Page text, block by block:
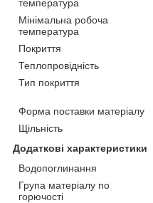
температура
Мінімальна робоча
температура
Покриття
Теплопровідність
Тип покриття
Форма поставки матеріалу
Щільність
Додаткові характеристики
Водопоглинання
Група матеріалу по
горючості